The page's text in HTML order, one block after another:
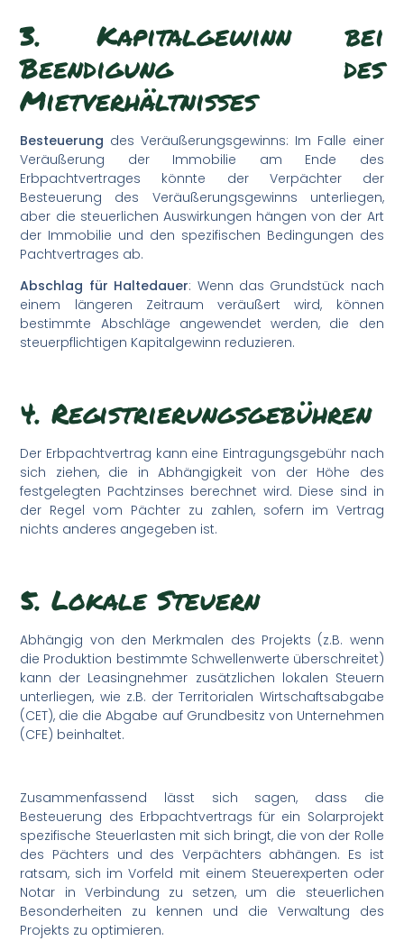
3. Kapitalgewinn bei
Beendigung des
Mietverhältnisses
Besteuerung des Veräußerungsgewinns: Im Falle einer
Veräußerung der Immobilie am Ende des
Erbpachtvertrages könnte der Verpächter der
Besteuerung des Veräußerungsgewinns unterliegen,
aber die steuerlichen Auswirkungen hängen von der Art
der Immobilie und den spezifischen Bedingungen des
Pachtvertrages ab.
Abschlag für Haltedauer: Wenn das Grundstück nach
einem längeren Zeitraum veräußert wird, können
bestimmte Abschläge angewendet werden, die den
steuerpflichtigen Kapitalgewinn reduzieren.
4. Registrierungsgebühren
Der Erbpachtvertrag kann eine Eintragungsgebühr nach
sich ziehen, die in Abhängigkeit von der Höhe des
festgelegten Pachtzinses berechnet wird. Diese sind in
der Regel vom Pächter zu zahlen, sofern im Vertrag
nichts anderes angegeben ist.
5. Lokale Steuern
Abhängig von den Merkmalen des Projekts (z.B. wenn
die Produktion bestimmte Schwellenwerte überschreitet)
kann der Leasingnehmer zusätzlichen lokalen Steuern
unterliegen, wie z.B. der Territorialen Wirtschaftsabgabe
(CET), die die Abgabe auf Grundbesitz von Unternehmen
(CFE) beinhaltet.
Zusammenfassend lässt sich sagen, dass die
Besteuerung des Erbpachtvertrags für ein Solarprojekt
spezifische Steuerlasten mit sich bringt, die von der Rolle
des Pächters und des Verpächters abhängen. Es ist
ratsam, sich im Vorfeld mit einem Steuerexperten oder
Notar in Verbindung zu setzen, um die steuerlichen
Besonderheiten zu kennen und die Verwaltung des
Projekts zu optimieren.